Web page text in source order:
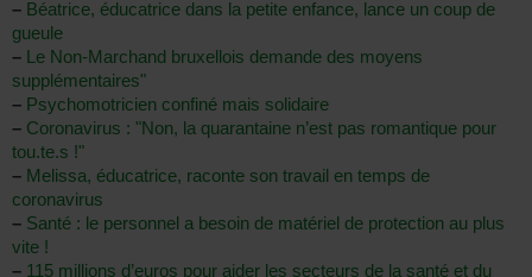
– Béatrice, éducatrice dans la petite enfance, lance un coup de
gueule
– Le Non-Marchand bruxellois demande des moyens
supplémentaires"
– Psychomotricien confiné mais solidaire
– Coronavirus : "Non, la quarantaine n’est pas romantique pour
tou.te.s !"
– Melissa, éducatrice, raconte son travail en temps de
coronavirus
– Santé : le personnel a besoin de matériel de protection au plus
vite !
– 115 millions d’euros pour aider les secteurs de la santé et du